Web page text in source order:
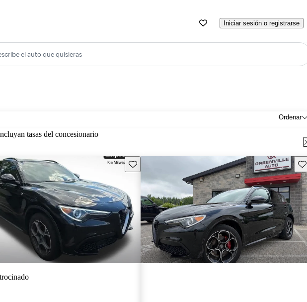
Iniciar sesión o registrarse
el auto que quisieras
Ordenar
tasas del concesionario
Guarda este Aviso